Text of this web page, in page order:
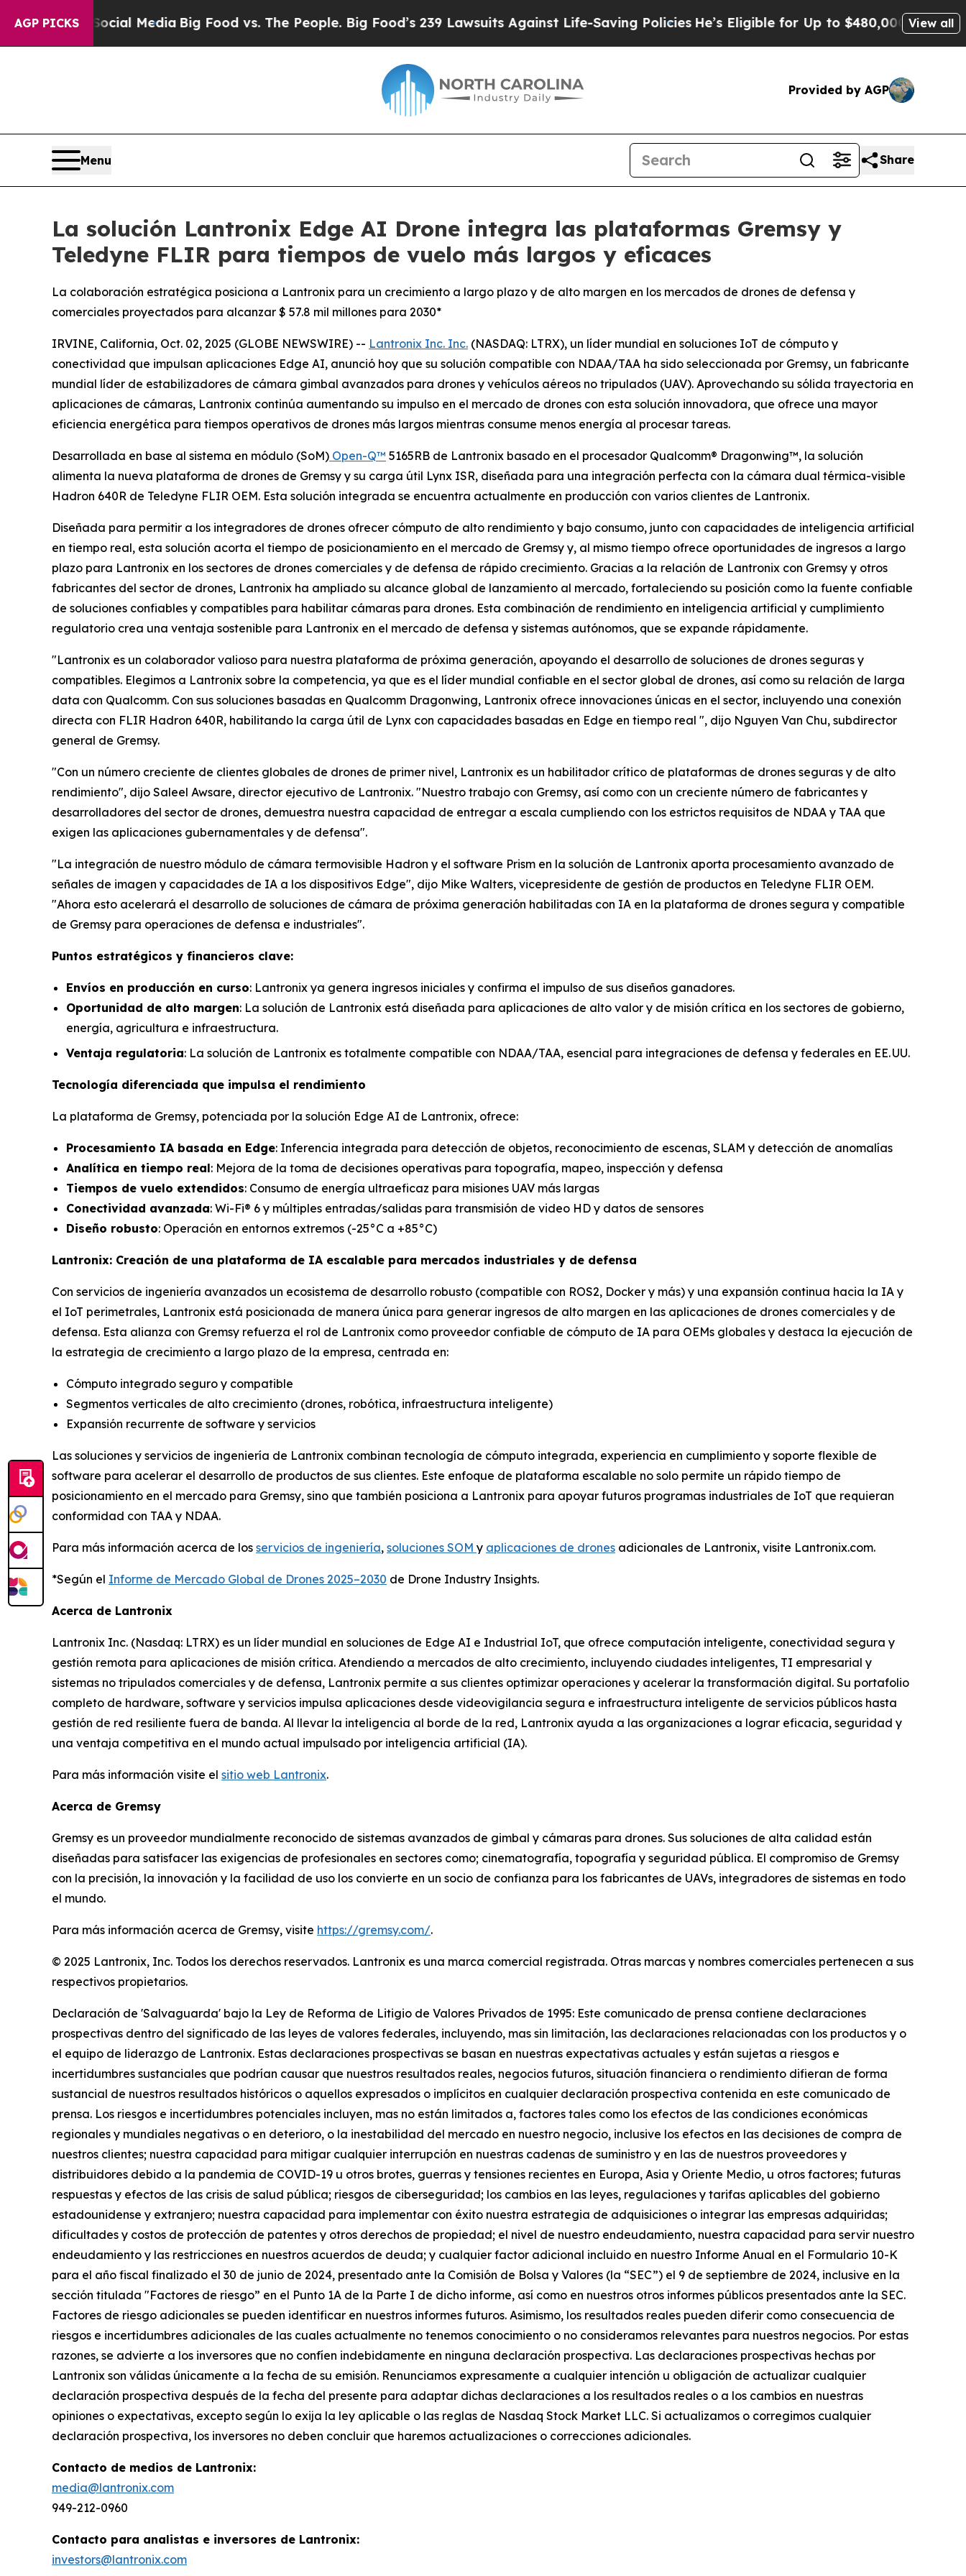
AGP PICKS
Media Big Food vs. The People. Big Food’s 239 Lawsuits Against Life-Saving PoliciesHe’s Eligible for Up to $480,000 After Being View all
Provided by AGP
Menu Share
La solución Lantronix Edge AI Drone integra las plataformas Gremsy y
Teledyne FLIR para tiempos de vuelo más largos y eficaces
La colaboración estratégica posiciona a Lantronix para un crecimiento a largo plazo y de alto margen en los mercados de drones de defensa y
comerciales proyectados para alcanzar $ 57.8 mil millones para 2030*
IRVINE, California, Oct. 02, 2025 (GLOBE NEWSWIRE) -- Lantronix Inc. Inc. (NASDAQ: LTRX), un líder mundial en soluciones IoT de cómputo y
conectividad que impulsan aplicaciones Edge AI, anunció hoy que su solución compatible con NDAA/TAA ha sido seleccionada por Gremsy, un fabricante
mundial líder de estabilizadores de cámara gimbal avanzados para drones y vehículos aéreos no tripulados (UAV). Aprovechando su sólida trayectoria en
aplicaciones de cámaras, Lantronix continúa aumentando su impulso en el mercado de drones con esta solución innovadora, que ofrece una mayor
eficiencia energética para tiempos operativos de drones más largos mientras consume menos energía al procesar tareas.
Desarrollada en base al sistema en módulo (SoM) Open-Q™ 5165RB de Lantronix basado en el procesador Qualcomm® Dragonwing™, la solución
alimenta la nueva plataforma de drones de Gremsy y su carga útil Lynx ISR, diseñada para una integración perfecta con la cámara dual térmica-visible
Hadron 640R de Teledyne FLIR OEM. Esta solución integrada se encuentra actualmente en producción con varios clientes de Lantronix.
Diseñada para permitir a los integradores de drones ofrecer cómputo de alto rendimiento y bajo consumo, junto con capacidades de inteligencia artificial
en tiempo real, esta solución acorta el tiempo de posicionamiento en el mercado de Gremsy y, al mismo tiempo ofrece oportunidades de ingresos a largo
plazo para Lantronix en los sectores de drones comerciales y de defensa de rápido crecimiento. Gracias a la relación de Lantronix con Gremsy y otros
fabricantes del sector de drones, Lantronix ha ampliado su alcance global de lanzamiento al mercado, fortaleciendo su posición como la fuente confiable
de soluciones confiables y compatibles para habilitar cámaras para drones. Esta combinación de rendimiento en inteligencia artificial y cumplimiento
regulatorio crea una ventaja sostenible para Lantronix en el mercado de defensa y sistemas autónomos, que se expande rápidamente.
"Lantronix es un colaborador valioso para nuestra plataforma de próxima generación, apoyando el desarrollo de soluciones de drones seguras y
compatibles. Elegimos a Lantronix sobre la competencia, ya que es el líder mundial confiable en el sector global de drones, así como su relación de larga
data con Qualcomm. Con sus soluciones basadas en Qualcomm Dragonwing, Lantronix ofrece innovaciones únicas en el sector, incluyendo una conexión
directa con FLIR Hadron 640R, habilitando la carga útil de Lynx con capacidades basadas en Edge en tiempo real ", dijo Nguyen Van Chu, subdirector
general de Gremsy.
"Con un número creciente de clientes globales de drones de primer nivel, Lantronix es un habilitador crítico de plataformas de drones seguras y de alto
rendimiento", dijo Saleel Awsare, director ejecutivo de Lantronix. "Nuestro trabajo con Gremsy, así como con un creciente número de fabricantes y
desarrolladores del sector de drones, demuestra nuestra capacidad de entregar a escala cumpliendo con los estrictos requisitos de NDAA y TAA que
exigen las aplicaciones gubernamentales y de defensa".
"La integración de nuestro módulo de cámara termovisible Hadron y el software Prism en la solución de Lantronix aporta procesamiento avanzado de
señales de imagen y capacidades de IA a los dispositivos Edge", dijo Mike Walters, vicepresidente de gestión de productos en Teledyne FLIR OEM.
"Ahora esto acelerará el desarrollo de soluciones de cámara de próxima generación habilitadas con IA en la plataforma de drones segura y compatible
de Gremsy para operaciones de defensa e industriales".
Puntos estratégicos y financieros clave:
Envíos en producción en curso: Lantronix ya genera ingresos iniciales y confirma el impulso de sus diseños ganadores.
Oportunidad de alto margen: La solución de Lantronix está diseñada para aplicaciones de alto valor y de misión crítica en los sectores de gobierno,
energía, agricultura e infraestructura.
Ventaja regulatoria: La solución de Lantronix es totalmente compatible con NDAA/TAA, esencial para integraciones de defensa y federales en EE. UU.
Tecnología diferenciada que impulsa el rendimiento
La plataforma de Gremsy, potenciada por la solución Edge AI de Lantronix, ofrece:
Procesamiento IA basada en Edge: Inferencia integrada para detección de objetos, reconocimiento de escenas, SLAM y detección de anomalías
Analítica en tiempo real: Mejora de la toma de decisiones operativas para topografía, mapeo, inspección y defensa
Tiempos de vuelo extendidos: Consumo de energía ultraeficaz para misiones UAV más largas
Conectividad avanzada: Wi-Fi® 6 y múltiples entradas/salidas para transmisión de video HD y datos de sensores
Diseño robusto: Operación en entornos extremos (-25°C a +85°C)
Lantronix: Creación de una plataforma de IA escalable para mercados industriales y de defensa
Con servicios de ingeniería avanzados un ecosistema de desarrollo robusto (compatible con ROS2, Docker y más) y una expansión continua hacia la IA y
el IoT perimetrales, Lantronix está posicionada de manera única para generar ingresos de alto margen en las aplicaciones de drones comerciales y de
defensa. Esta alianza con Gremsy refuerza el rol de Lantronix como proveedor confiable de cómputo de IA para OEMs globales y destaca la ejecución de
la estrategia de crecimiento a largo plazo de la empresa, centrada en:
Cómputo integrado seguro y compatible
Segmentos verticales de alto crecimiento (drones, robótica, infraestructura inteligente)
Expansión recurrente de software y servicios
Las soluciones y servicios de ingeniería de Lantronix combinan tecnología de cómputo integrada, experiencia en cumplimiento y soporte flexible de
software para acelerar el desarrollo de productos de sus clientes. Este enfoque de plataforma escalable no solo permite un rápido tiempo de
posicionamiento en el mercado para Gremsy, sino que también posiciona a Lantronix para apoyar futuros programas industriales de IoT que requieran
conformidad con TAA y NDAA.
Para más información acerca de los servicios de ingeniería, soluciones SOM y aplicaciones de drones adicionales de Lantronix, visite Lantronix.com.
*Según el Informe de Mercado Global de Drones 2025–2030 de Drone Industry Insights.
Acerca de Lantronix
Lantronix Inc. (Nasdaq: LTRX) es un líder mundial en soluciones de Edge AI e Industrial IoT, que ofrece computación inteligente, conectividad segura y
gestión remota para aplicaciones de misión crítica. Atendiendo a mercados de alto crecimiento, incluyendo ciudades inteligentes, TI empresarial y
sistemas no tripulados comerciales y de defensa, Lantronix permite a sus clientes optimizar operaciones y acelerar la transformación digital. Su portafolio
completo de hardware, software y servicios impulsa aplicaciones desde videovigilancia segura e infraestructura inteligente de servicios públicos hasta
gestión de red resiliente fuera de banda. Al llevar la inteligencia al borde de la red, Lantronix ayuda a las organizaciones a lograr eficacia, seguridad y
una ventaja competitiva en el mundo actual impulsado por inteligencia artificial (IA).
Para más información visite el sitio web Lantronix.
Acerca de Gremsy
Gremsy es un proveedor mundialmente reconocido de sistemas avanzados de gimbal y cámaras para drones. Sus soluciones de alta calidad están
diseñadas para satisfacer las exigencias de profesionales en sectores como; cinematografía, topografía y seguridad pública. El compromiso de Gremsy
con la precisión, la innovación y la facilidad de uso los convierte en un socio de confianza para los fabricantes de UAVs, integradores de sistemas en todo
el mundo.
Para más información acerca de Gremsy, visite https://gremsy.com/.
© 2025 Lantronix, Inc. Todos los derechos reservados. Lantronix es una marca comercial registrada. Otras marcas y nombres comerciales pertenecen a sus
respectivos propietarios.
Declaración de 'Salvaguarda' bajo la Ley de Reforma de Litigio de Valores Privados de 1995: Este comunicado de prensa contiene declaraciones
prospectivas dentro del significado de las leyes de valores federales, incluyendo, mas sin limitación, las declaraciones relacionadas con los productos y o
el equipo de liderazgo de Lantronix. Estas declaraciones prospectivas se basan en nuestras expectativas actuales y están sujetas a riesgos e
incertidumbres sustanciales que podrían causar que nuestros resultados reales, negocios futuros, situación financiera o rendimiento difieran de forma
sustancial de nuestros resultados históricos o aquellos expresados o implícitos en cualquier declaración prospectiva contenida en este comunicado de
prensa. Los riesgos e incertidumbres potenciales incluyen, mas no están limitados a, factores tales como los efectos de las condiciones económicas
regionales y mundiales negativas o en deterioro, o la inestabilidad del mercado en nuestro negocio, inclusive los efectos en las decisiones de compra de
nuestros clientes; nuestra capacidad para mitigar cualquier interrupción en nuestras cadenas de suministro y en las de nuestros proveedores y
distribuidores debido a la pandemia de COVID-19 u otros brotes, guerras y tensiones recientes en Europa, Asia y Oriente Medio, u otros factores; futuras
respuestas y efectos de las crisis de salud pública; riesgos de ciberseguridad; los cambios en las leyes, regulaciones y tarifas aplicables del gobierno
estadounidense y extranjero; nuestra capacidad para implementar con éxito nuestra estrategia de adquisiciones o integrar las empresas adquiridas;
dificultades y costos de protección de patentes y otros derechos de propiedad; el nivel de nuestro endeudamiento, nuestra capacidad para servir nuestro
endeudamiento y las restricciones en nuestros acuerdos de deuda; y cualquier factor adicional incluido en nuestro Informe Anual en el Formulario 10-K
para el año fiscal finalizado el 30 de junio de 2024, presentado ante la Comisión de Bolsa y Valores (la “SEC”) el 9 de septiembre de 2024, inclusive en la
sección titulada "Factores de riesgo” en el Punto 1A de la Parte I de dicho informe, así como en nuestros otros informes públicos presentados ante la SEC.
Factores de riesgo adicionales se pueden identificar en nuestros informes futuros. Asimismo, los resultados reales pueden diferir como consecuencia de
riesgos e incertidumbres adicionales de las cuales actualmente no tenemos conocimiento o no consideramos relevantes para nuestros negocios. Por estas
razones, se advierte a los inversores que no confíen indebidamente en ninguna declaración prospectiva. Las declaraciones prospectivas hechas por
Lantronix son válidas únicamente a la fecha de su emisión. Renunciamos expresamente a cualquier intención u obligación de actualizar cualquier
declaración prospectiva después de la fecha del presente para adaptar dichas declaraciones a los resultados reales o a los cambios en nuestras
opiniones o expectativas, excepto según lo exija la ley aplicable o las reglas de Nasdaq Stock Market LLC. Si actualizamos o corregimos cualquier
declaración prospectiva, los inversores no deben concluir que haremos actualizaciones o correcciones adicionales.
Contacto de medios de Lantronix:
media@lantronix.com
949-212-0960
Contacto para analistas e inversores de Lantronix:
investors@lantronix.com